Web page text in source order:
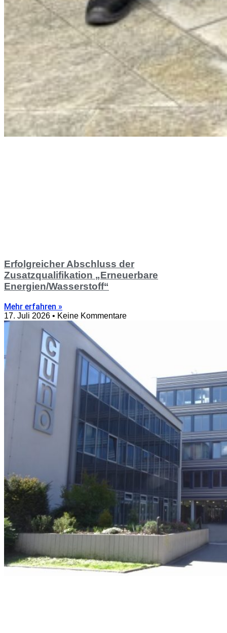
Erfolgreicher Abschluss der
Zusatzqualifikation „Erneuerbare
Energien/Wasserstoff“
Mehr erfahren »
17. Juli 2026 Keine Kommentare